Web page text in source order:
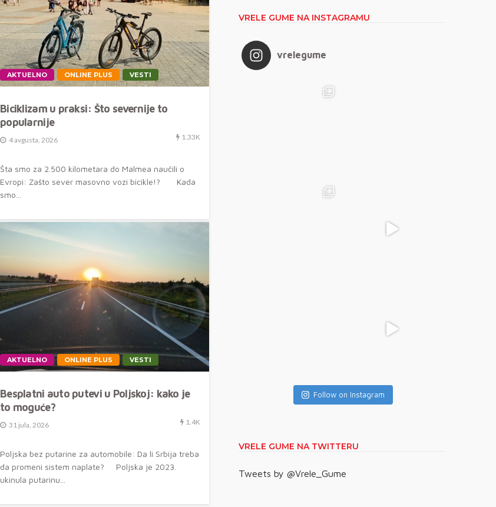
AKTUELNO ONLINE PLUS VESTI
Biciklizam u praksi: Što severnije to
popularnije
4 avgusta, 2026 1.33K
Šta smo za 2.500 kilometara do Malmea naučili o
Evropi: Zašto sever masovno vozi bicikle!? Kada
smo...
AKTUELNO ONLINE PLUS VESTI
Besplatni auto putevi u Poljskoj: kako je
to moguće?
31 jula, 2026 1.4K
Poljska bez putarine za automobile: Da li Srbija treba
da promeni sistem naplate? Poljska je 2023.
ukinula putarinu...
VRELE GUME NA INSTAGRAMU
vrelegume
Follow on Instagram
VRELE GUME NA TWITTERU
Tweets by @Vrele_Gume